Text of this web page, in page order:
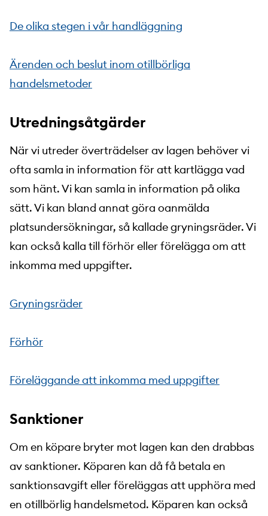
De olika stegen i vår handläggning
Ärenden och beslut inom otillbörliga
handelsmetoder
Utredningsåtgärder
När vi utreder överträdelser av lagen behöver vi
ofta samla in information för att kartlägga vad
som hänt. Vi kan samla in information på olika
sätt. Vi kan bland annat göra oanmälda
platsundersökningar, så kallade gryningsräder. Vi
kan också kalla till förhör eller förelägga om att
inkomma med uppgifter.
Gryningsräder
Förhör
Föreläggande att inkomma med uppgifter
Sanktioner
Om en köpare bryter mot lagen kan den drabbas
av sanktioner. Köparen kan då få betala en
sanktionsavgift eller föreläggas att upphöra med
en otillbörlig handelsmetod. Köparen kan också